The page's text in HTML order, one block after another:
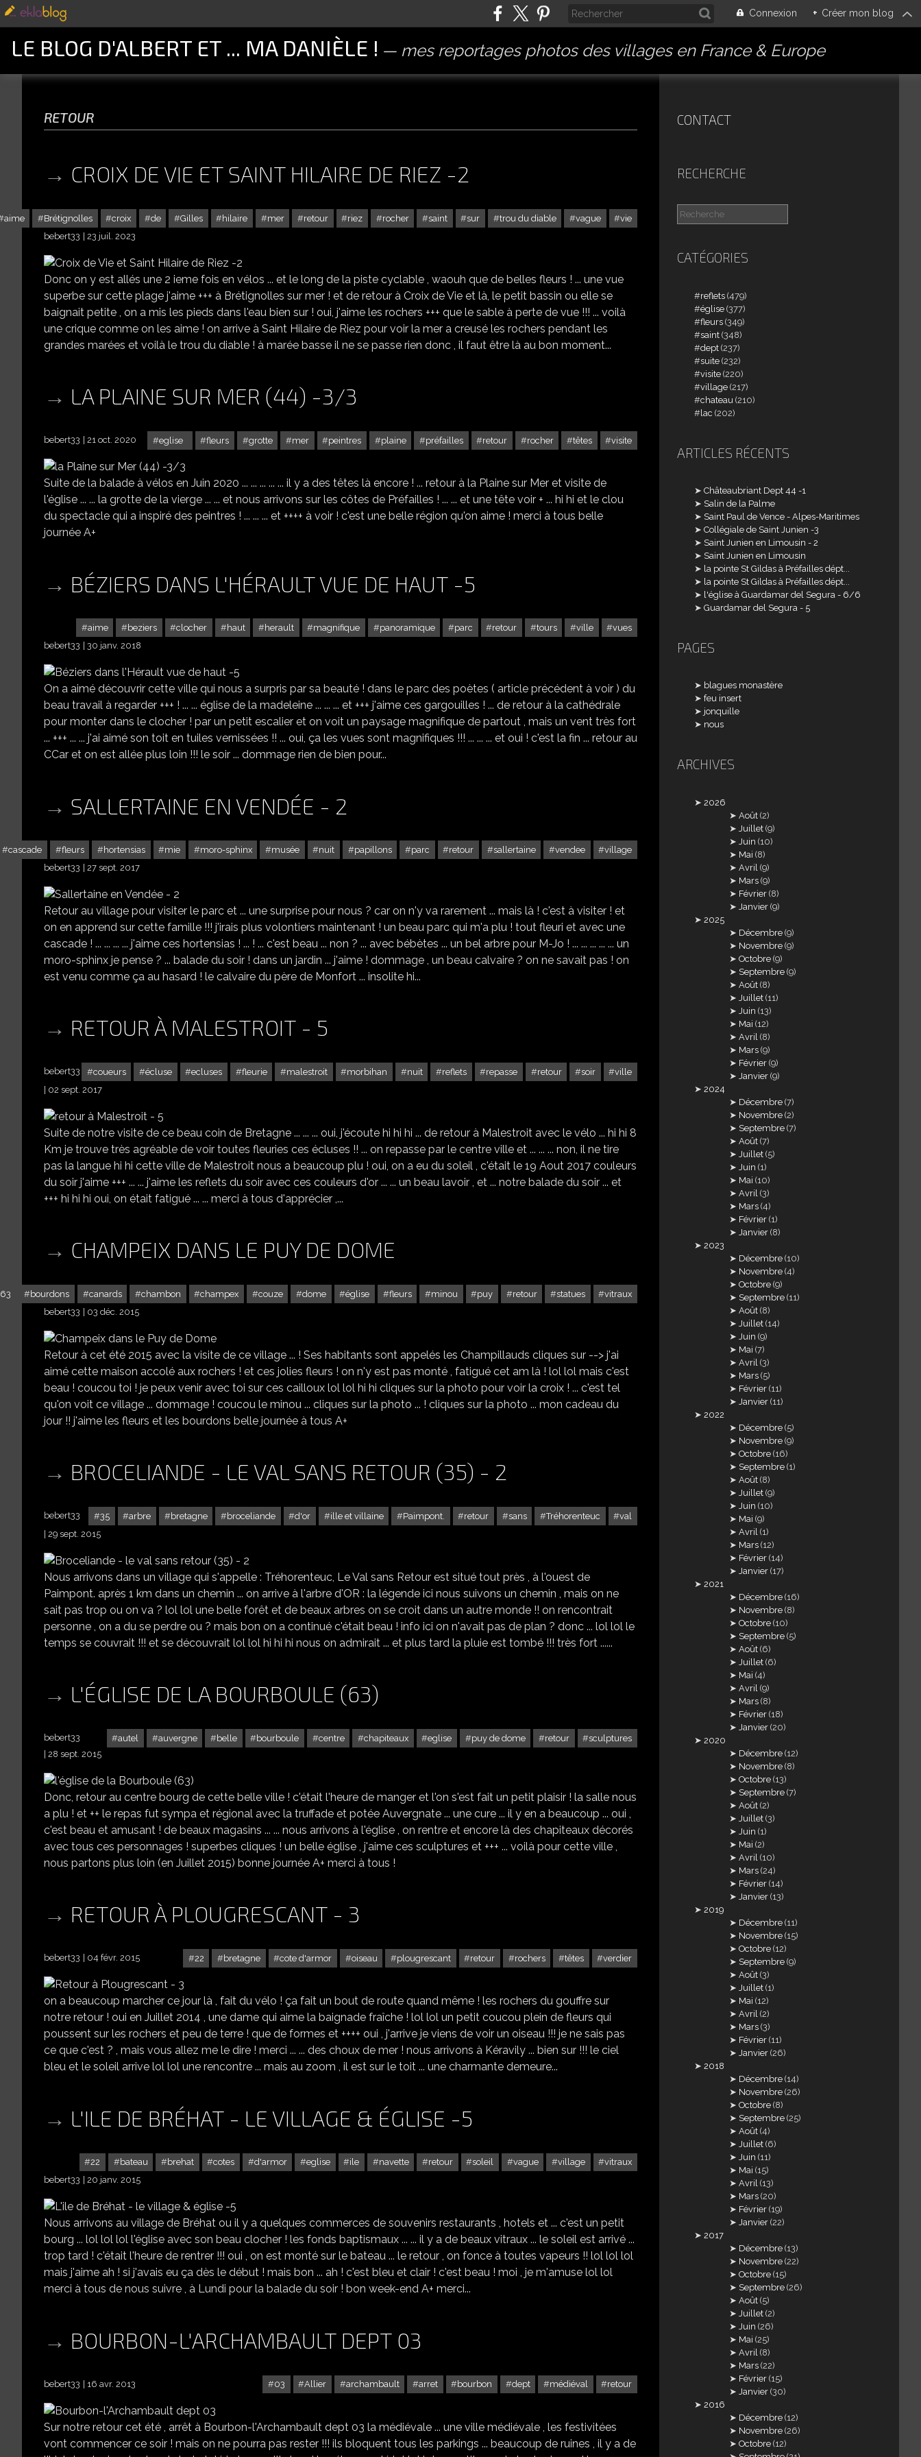
Connexion + Créer mon blog
LE BLOG D'ALBERT ET ... MA DANIÈLE ! mes reportages photos des villages en France & Europe
retour
CROIX DE VIE ET SAINT HILAIRE DE RIEZ -2
aime Brétignolles croix de Gilles hilaire mer retour riez rocher saint sur trou du diable vague
vie
bebert33
23 juil. 2023
Donc on y est allés une 2 ieme fois en vélos ... et le long de la piste cyclable , waouh que de belles fleurs ! ... une vue
superbe sur cette plage j'aime +++ à Brétignolles sur mer ! et de retour à Croix de Vie et là, le petit bassin ou elle se
baignait petite , on a mis les pieds dans l'eau bien sur ! oui, j'aime les rochers +++ que le sable à perte de vue !!! ... voilà
une crique comme on les aime ! on arrive à Saint Hilaire de Riez pour voir la mer a creusé les rochers pendant les
grandes marées et voilà le trou du diable ! à marée basse il ne se passe rien donc , il faut être là au bon moment...
LA PLAINE SUR MER (44) -3/3
eglise fleurs grotte mer peintres plaine préfailles retour rocher têtes visite
bebert33 21 oct. 2020 LA PLAINE SUR MER (44) -3/3
Suite de la balade à vélos en Juin 2020 ... ... ... ... ... il y a des têtes là encore ! ... retour à la Plaine sur Mer et visite de
l'église ... ... la grotte de la vierge ... ... et nous arrivons sur les côtes de Préfailles ! ... ... et une tête voir + ... hi hi et le clou
du spectacle qui a inspiré des peintres ! ... ... ... et ++++ à voir ! c'est une belle région qu'on aime ! merci à tous belle
journée A+
BÉZIERS DANS L'HÉRAULT VUE DE HAUT -5
aime beziers clocher haut herault magnifique panoramique parc retour tours ville
vues
bebert33
30 janv. 2018
On a aimé découvrir cette ville qui nous a surpris par sa beauté ! dans le parc des poètes ( article précédent à voir ) du
beau travail à regarder +++ ! ... ... église de la madeleine ... ... ... et +++ j'aime ces gargouilles ! ... de retour à la cathédrale
pour monter dans le clocher ! par un petit escalier et on voit un paysage magnifique de partout , mais un vent très fort
... +++ ... ... j'ai aimé son toit en tuiles vernissées !! ... oui, ça les vues sont magnifiques !!! ... ... ... et oui ! c'est la fin ... retour au
CCar et on est allée plus loin !!! le soir ... dommage rien de bien pour...
SALLERTAINE EN VENDÉE - 2
cascade fleurs hortensias mie moro-sphinx musée nuit papillons parc retour sallertaine vendee
village
bebert33
27 sept. 2017
Retour au village pour visiter le parc et ... une surprise pour nous ? car on n'y va rarement ... mais là ! c'est à visiter ! et
on en apprend sur cette famille !!! j'irais plus volontiers maintenant ! un beau parc qui m'a plu ! tout fleuri et avec une
cascade ! ... ... ... ... j'aime ces hortensias ! ... ! ... c'est beau ... non ? ... avec bébètes ... un bel arbre pour M-Jo ! ... ... ... ... ... un
moro-sphinx je pense ? ... balade du soir ! dans un jardin ... j'aime ! dommage , un beau calvaire ? on ne savait pas ! on
est venu comme ça au hasard ! le calvaire du père de Monfort ... insolite hi...
RETOUR À MALESTROIT - 5
coueurs écluse ecluses fleurie malestroit morbihan nuit reflets repasse retour soir ville
bebert33
02 sept. 2017
Suite de notre visite de ce beau coin de Bretagne ... ... ... oui, j'écoute hi hi hi ... de retour à Malestroit avec le vélo ... hi hi 8
Km je trouve très agréable de voir toutes fleuries ces écluses !! ... on repasse par le centre ville et ... ... ... non, il ne tire
pas la langue hi hi cette ville de Malestroit nous a beaucoup plu ! oui, on a eu du soleil , c'était le 19 Aout 2017 couleurs
du soir j'aime +++ ... ... j'aime les reflets du soir avec ces couleurs d'or ... ... un beau lavoir , et ... notre balade du soir ... et
+++ hi hi hi oui, on était fatigué ... ... merci à tous d'apprécier ,...
CHAMPEIX DANS LE PUY DE DOME
63 bourdons canards chambon champex couze dome église fleurs minou puy retour statues
vitraux
bebert33
03 déc. 2015
Retour à cet été 2015 avec la visite de ce village ... ! Ses habitants sont appelés les Champillauds cliques sur --> j'ai
aimé cette maison accolé aux rochers ! et ces jolies fleurs ! on n'y est pas monté , fatigué cet am là ! lol lol mais c'est
beau ! coucou toi ! je peux venir avec toi sur ces cailloux lol lol hi hi cliques sur la photo pour voir la croix ! ... c'est tel
qu'on voit ce village ... dommage ! coucou le minou ... cliques sur la photo ... ! cliques sur la photo ... mon cadeau du
jour !! j'aime les fleurs et les bourdons belle journée à tous A+
BROCELIANDE - LE VAL SANS RETOUR (35) - 2
35 arbre bretagne broceliande d'or ille et villaine Paimpont. retour sans Tréhorenteuc val
bebert33
29 sept. 2015
Nous arrivons dans un village qui s'appelle : Tréhorenteuc, Le Val sans Retour est situé tout près , à l'ouest de
Paimpont. après 1 km dans un chemin ... on arrive à l'arbre d'OR : la légende ici nous suivons un chemin , mais on ne
sait pas trop ou on va ? lol lol une belle forêt et de beaux arbres on se croit dans un autre monde !! on rencontrait
personne , on a du se perdre ou ? mais bon on a continué c'était beau ! info ici on n'avait pas de plan ? donc ... lol lol le
temps se couvrait !!! et se découvrait lol lol hi hi hi nous on admirait ... et plus tard la pluie est tombé !!! très fort ......
L'ÉGLISE DE LA BOURBOULE (63)
autel auvergne belle bourboule centre chapiteaux eglise puy de dome retour sculptures
bebert33
28 sept. 2015
Donc, retour au centre bourg de cette belle ville ! c'était l'heure de manger et l'on s'est fait un petit plaisir ! la salle nous
a plu ! et ++ le repas fut sympa et régional avec la truffade et potée Auvergnate ... une cure ... il y en a beaucoup ... oui ,
c'est beau et amusant ! de beaux magasins ... ... nous arrivons à l'église , on rentre et encore là des chapiteaux décorés
avec tous ces personnages ! superbes cliques ! un belle église , j'aime ces sculptures et +++ ... voilà pour cette ville ,
nous partons plus loin (en Juillet 2015) bonne journée A+ merci à tous !
RETOUR À PLOUGRESCANT - 3
22 bretagne cote d'armor oiseau plougrescant retour rochers têtes verdier
bebert33 04 févr. 2015 RETOUR À PLOUGRESCANT - 3
on a beaucoup marcher ce jour là , fait du vélo ! ça fait un bout de route quand même ! les rochers du gouffre sur
notre retour ! oui en Juillet 2014 , une dame qui aime la baignade fraîche ! lol lol un petit coucou plein de fleurs qui
poussent sur les rochers et peu de terre ! que de formes et ++++ oui , j'arrive je viens de voir un oiseau !!! je ne sais pas
ce que c'est ? , mais vous allez me le dire ! merci ... ... des choux de mer ! nous arrivons à Kéravily ... bien sur !!! le ciel
bleu et le soleil arrive lol lol une rencontre ... mais au zoom , il est sur le toit ... une charmante demeure...
L'ILE DE BRÉHAT - LE VILLAGE & ÉGLISE -5
22 bateau brehat cotes d'armor eglise ile navette retour soleil vague village
vitraux
bebert33
20 janv. 2015
Nous arrivons au village de Bréhat ou il y a quelques commerces de souvenirs restaurants , hotels et ... c'est un petit
bourg ... lol lol lol l'église avec son beau clocher ! les fonds baptismaux ... ... il y a de beaux vitraux ... le soleil est arrivé ...
trop tard ! c'était l'heure de rentrer !!! oui , on est monté sur le bateau ... le retour , on fonce à toutes vapeurs !! lol lol lol
mais j'aime ah ! si j'avais eu ça dès le début ! mais bon ... ah ! c'est bleu et clair ! c'est beau ! moi , je m'amuse lol lol
merci à tous de nous suivre , à Lundi pour la balade du soir ! bon week-end A+ merci...
BOURBON-L'ARCHAMBAULT DEPT 03
03 Allier archambault arret bourbon dept médiéval retour
bebert33 16 avr. 2013 BOURBON-L'ARCHAMBAULT DEPT 03
Sur notre retour cet été , arrêt à Bourbon-l'Archambault dept 03 la médiévale ... une ville médiévale , les festivitées
vont commencer ce soir ! mais on ne pourra pas rester !!! ils bloquent tous les parkings ... beaucoup de ruines , il y a de
CONTACT
RECHERCHE
CATÉGORIES
reflets (479)
église (377)
fleurs (349)
saint (348)
dept (237)
suite (232)
visite (220)
village (217)
chateau (210)
lac (202)
ARTICLES RÉCENTS
Châteaubriant Dept 44 -1
Salin de la Palme
Saint Paul de Vence - Alpes-Maritimes
Collégiale de Saint Junien -3
Saint Junien en Limousin - 2
Saint Junien en Limousin
la pointe St Gildas à Préfailles dépt...
la pointe St Gildas à Préfailles dépt...
l'église à Guardamar del Segura - 6/6
Guardamar del Segura - 5
PAGES
blagues monastère
feu insert
jonquille
nous
ARCHIVES
2026
Août (2)
Juillet (9)
Juin (10)
Mai (8)
Avril (9)
Mars (9)
Février (8)
Janvier (9)
2025
Décembre (9)
Novembre (9)
Octobre (9)
Septembre (9)
Août (8)
Juillet (11)
Juin (13)
Mai (12)
Avril (8)
Mars (9)
Février (9)
Janvier (9)
2024
Décembre (7)
Novembre (2)
Septembre (7)
Août (7)
Juillet (5)
Juin (1)
Mai (10)
Avril (3)
Mars (4)
Février (1)
Janvier (8)
2023
Décembre (10)
Novembre (4)
Octobre (9)
Septembre (11)
Août (8)
Juillet (14)
Juin (9)
Mai (7)
Avril (3)
Mars (5)
Février (11)
Janvier (11)
2022
Décembre (5)
Novembre (9)
Octobre (16)
Septembre (1)
Août (8)
Juillet (9)
Juin (10)
Mai (9)
Avril (1)
Mars (12)
Février (14)
Janvier (17)
2021
Décembre (16)
Novembre (8)
Octobre (10)
Septembre (5)
Août (6)
Juillet (6)
Mai (4)
Avril (9)
Mars (8)
Février (18)
Janvier (20)
2020
Décembre (12)
Novembre (8)
Octobre (13)
Septembre (7)
Août (2)
Juillet (3)
Juin (1)
Mai (2)
Avril (10)
Mars (24)
Février (14)
Janvier (13)
2019
Décembre (11)
Novembre (15)
Octobre (12)
Septembre (9)
Août (3)
Juillet (1)
Mai (12)
Avril (2)
Mars (3)
Février (11)
Janvier (26)
2018
Décembre (14)
Novembre (26)
Octobre (8)
Septembre (25)
Août (4)
Juillet (6)
Juin (11)
Mai (15)
Avril (13)
Mars (20)
Février (19)
Janvier (22)
2017
Décembre (13)
Novembre (22)
Octobre (15)
Septembre (26)
Août (5)
Juillet (2)
Juin (26)
Mai (25)
Avril (8)
Mars (22)
Février (15)
Janvier (30)
2016
Décembre (12)
Novembre (26)
Octobre (12)